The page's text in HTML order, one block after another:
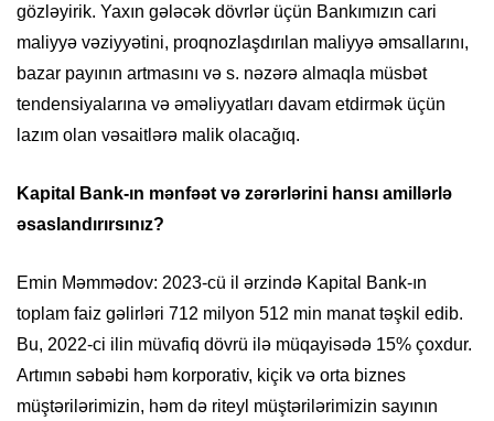
gözləyirik. Yaxın gələcək dövrlər üçün Bankımızın cari
maliyyə vəziyyətini, proqnozlaşdırılan maliyyə əmsallarını,
bazar payının artmasını və s. nəzərə almaqla müsbət
tendensiyalarına və əməliyyatları davam etdirmək üçün
lazım olan vəsaitlərə malik olacağıq.
Kapital Bank-ın mənfəət və zərərlərini hansı amillərlə
əsaslandırırsınız?
Emin Məmmədov: 2023-cü il ərzində Kapital Bank-ın
toplam faiz gəlirləri 712 milyon 512 min manat təşkil edib.
Bu, 2022-ci ilin müvafiq dövrü ilə müqayisədə 15% çoxdur.
Artımın səbəbi həm korporativ, kiçik və orta biznes
müştərilərimizin, həm də riteyl müştərilərimizin sayının